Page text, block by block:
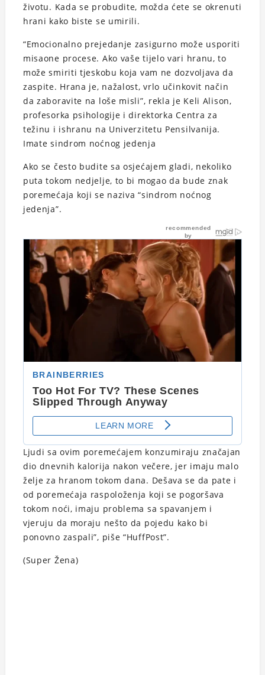
životu. Kada se probudite, možda ćete se okrenuti
hrani kako biste se umirili.
“Emocionalno prejedanje zasigurno može usporiti
misaone procese. Ako vaše tijelo vari hranu, to
može smiriti tjeskobu koja vam ne dozvoljava da
zaspite. Hrana je, nažalost, vrlo učinkovit način
da zaboravite na loše misli”, rekla je Keli Alison,
profesorka psihologije i direktorka Centra za
težinu i ishranu na Univerzitetu Pensilvanija.
Imate sindrom noćnog jedenja
Ako se često budite sa osjećajem gladi, nekoliko
puta tokom nedjelje, to bi mogao da bude znak
poremećaja koji se naziva “sindrom noćnog
jedenja”.
Ljudi sa ovim poremećajem konzumiraju značajan
dio dnevnih kalorija nakon večere, jer imaju malo
želje za hranom tokom dana. Dešava se da pate i
od poremećaja raspoloženja koji se pogoršava
tokom noći, imaju problema sa spavanjem i
vjeruju da moraju nešto da pojedu kako bi
ponovno zaspali”, piše “HuffPost”.
(Super Žena)